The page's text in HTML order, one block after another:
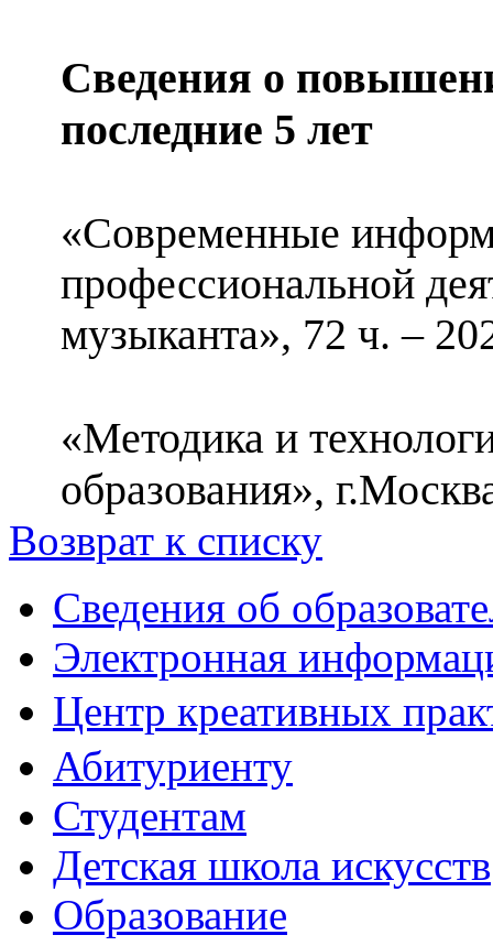
Сведения о
последние 5 лет
«Современные
профессиональной
музыканта», 72 ч. –
«Методика и
образования»,
Возврат к списку
Сведения об
Электронная
Центр креативных
Абитуриенту
Студентам
Детская школа искусств
Образование